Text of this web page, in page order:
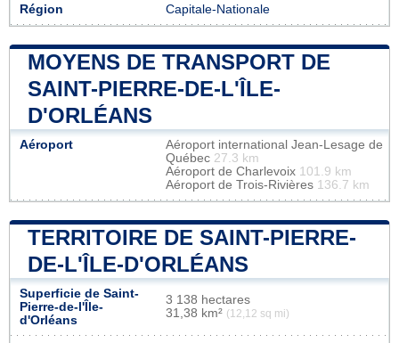
Région Capitale-Nationale
MOYENS DE TRANSPORT DE
SAINT-PIERRE-DE-L'ÎLE-
D'ORLÉANS
Aéroport
Aéroport international Jean-Lesage de
Québec 27.3 km
Aéroport de Charlevoix 101.9 km
Aéroport de Trois-Rivières 136.7 km
TERRITOIRE DE SAINT-PIERRE-
DE-L'ÎLE-D'ORLÉANS
Superficie de Saint-
Pierre-de-l'Île-
d'Orléans
3 138 hectares
31,38 km² (12,12 sq mi)